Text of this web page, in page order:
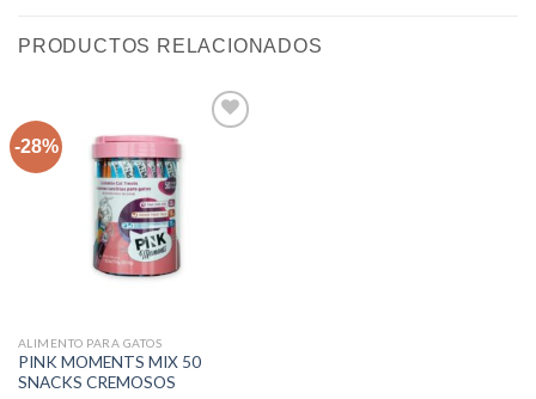
PRODUCTOS RELACIONADOS
-28%
ALIMENTO PARA GATOS
PINK MOMENTS MIX 50
SNACKS CREMOSOS